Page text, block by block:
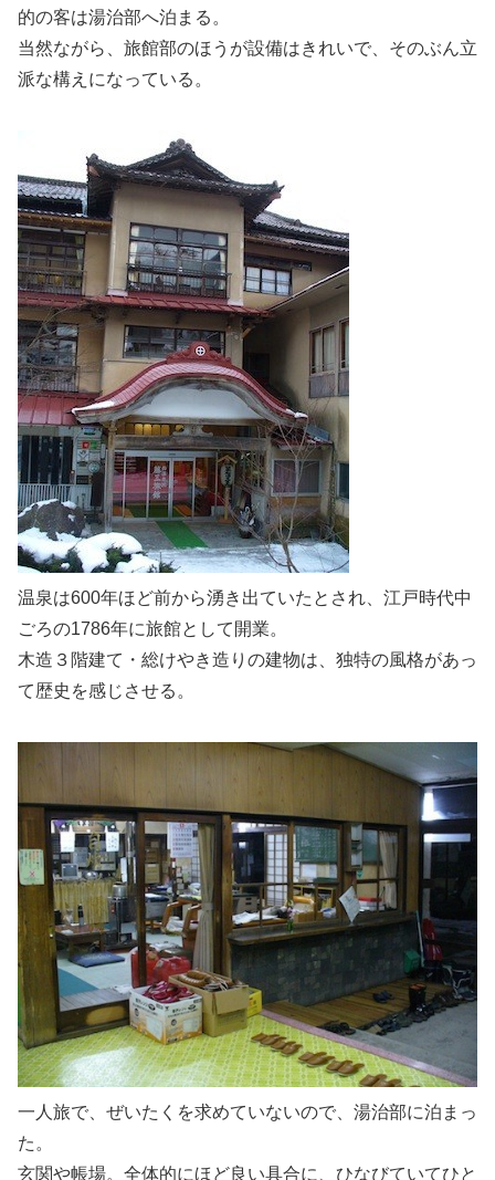
的の客は湯治部へ泊まる。
当然ながら、旅館部のほうが設備はきれいで、そのぶん立
派な構えになっている。
温泉は600年ほど前から湧き出ていたとされ、江戸時代中
ごろの1786年に旅館として開業。
木造３階建て・総けやき造りの建物は、独特の風格があっ
て歴史を感じさせる。
一人旅で、ぜいたくを求めていないので、湯治部に泊まっ
た。
玄関や帳場。全体的にほど良い具合に、ひなびていてひと